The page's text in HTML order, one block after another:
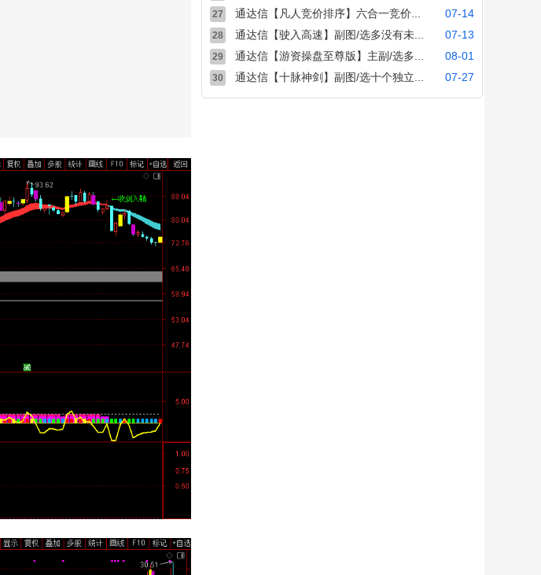
27 通达信【凡人竞价排序】六合一竞价... 07-14
28 通达信【驶入高速】副图/选多没有未... 07-13
29 通达信【游资操盘至尊版】主副/选多... 08-01
30 通达信【十脉神剑】副图/选十个独立... 07-27